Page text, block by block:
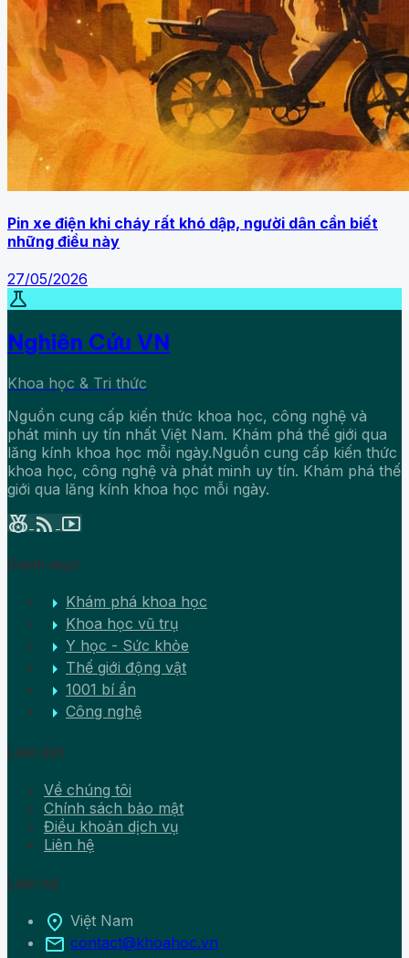
Pin xe điện khi cháy rất khó dập, người dân cần biết
những điều này
27/05/2026
science
Nghiên Cứu VN
Khoa học & Tri thức
Nguồn cung cấp kiến thức khoa học, công nghệ và
phát minh uy tín nhất Việt Nam. Khám phá thế giới qua
lăng kính khoa học mỗi ngày.Nguồn cung cấp kiến thức
khoa học, công nghệ và phát minh uy tín. Khám phá thế
giới qua lăng kính khoa học mỗi ngày.
social_leaderboard rss_feed smart_display
Danh mục
arrow_right Khám phá khoa học
arrow_right Khoa học vũ trụ
arrow_right Y học - Sức khỏe
arrow_right Thế giới động vật
arrow_right 1001 bí ẩn
arrow_right Công nghệ
Liên kết
Về chúng tôi
Chính sách bảo mật
Điều khoản dịch vụ
Liên hệ
Liên hệ
location_on Việt Nam
mail contact@khoahoc.vn